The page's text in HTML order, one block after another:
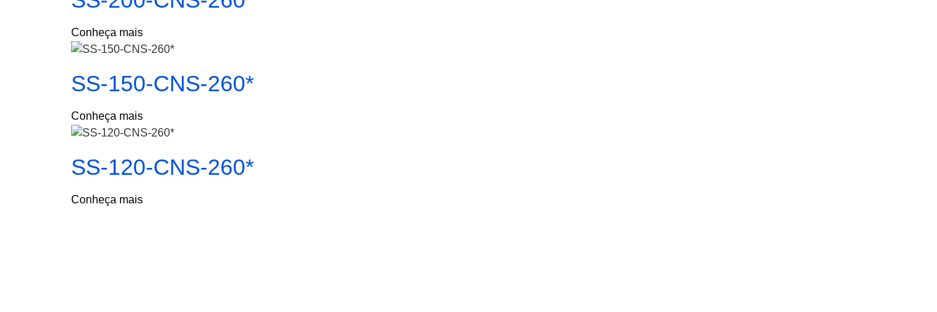
Conheça mais
SS-150-CNS-260*
Conheça mais
SS-120-CNS-260*
Conheça mais